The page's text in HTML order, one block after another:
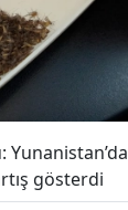
Yunanistan’da
gösterdi